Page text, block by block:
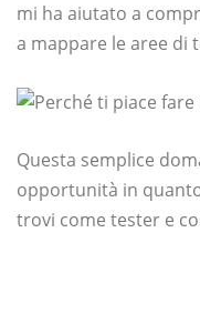
mi ha aiutato a
a mappare le aree di
Questa semplice
opportunità in
trovi come tester e